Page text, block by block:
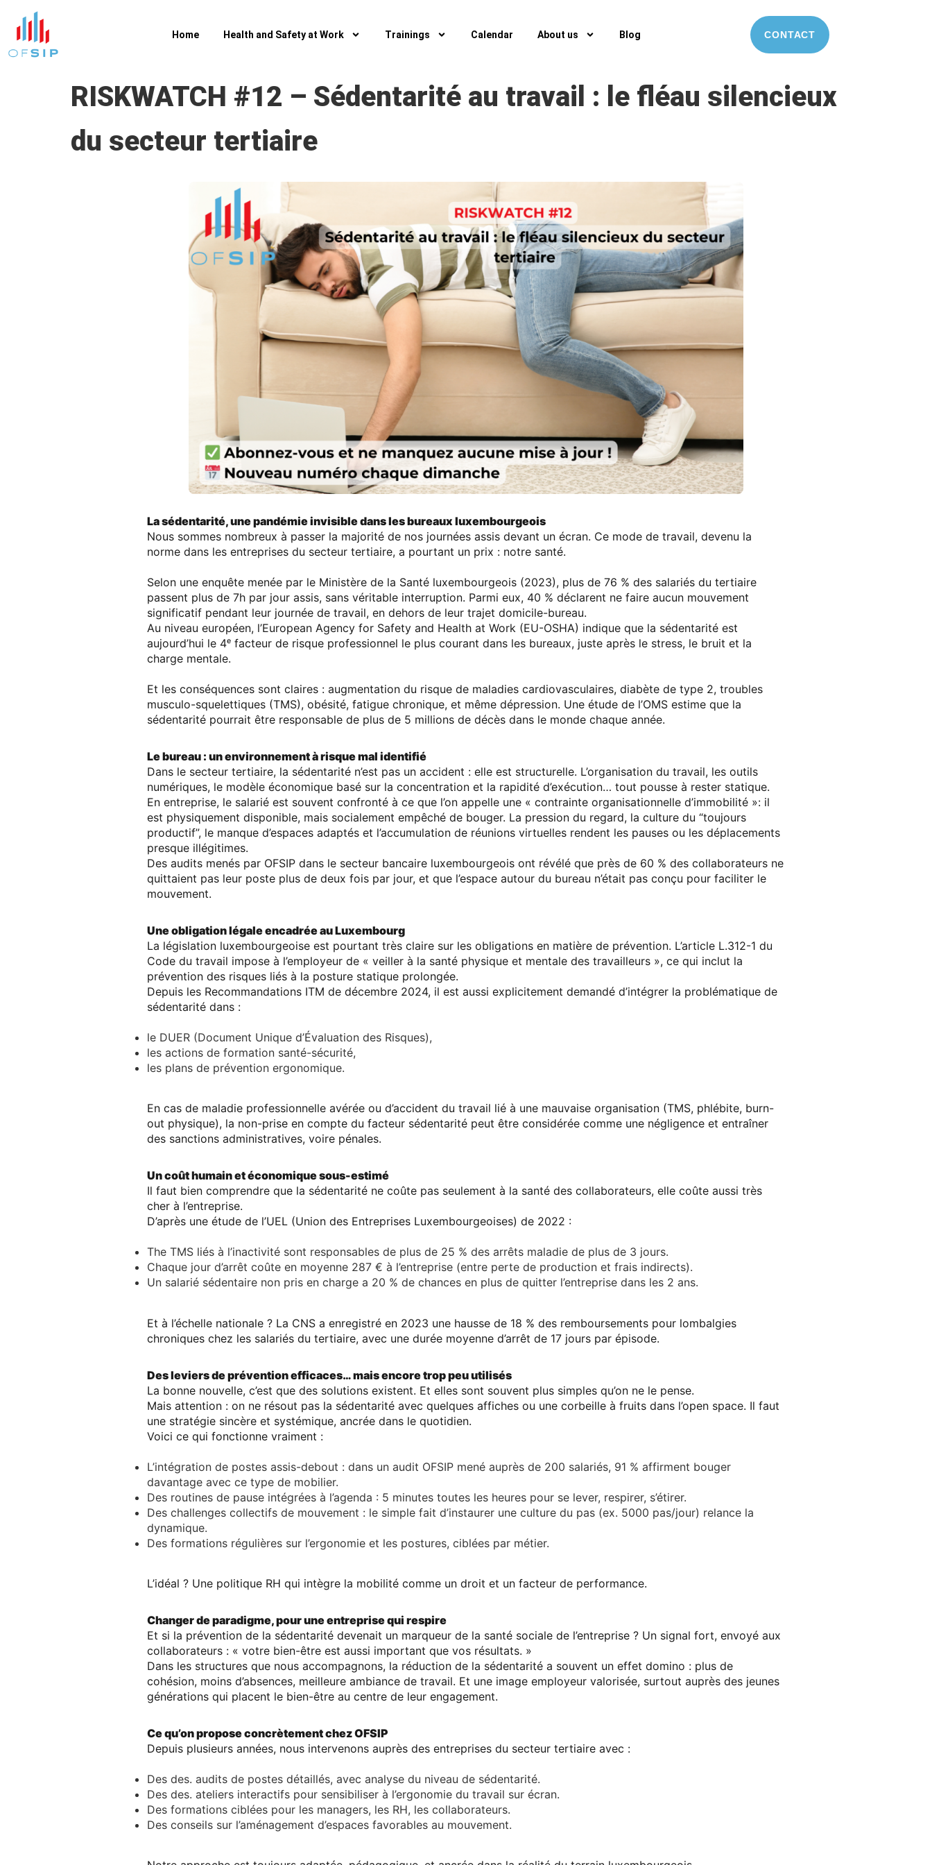
Home Health and Safety at Work Trainings Calendar About us Blog CONTACT
RISKWATCH #12 – Sédentarité au travail : le fléau silencieux
du secteur tertiaire
La sédentarité, une pandémie invisible dans les bureaux luxembourgeois
Nous sommes nombreux à passer la majorité de nos journées assis devant un écran. Ce mode de travail, devenu la
norme dans les entreprises du secteur tertiaire, a pourtant un prix : notre santé.
Selon une enquête menée par le Ministère de la Santé luxembourgeois (2023), plus de 76 % des salariés du tertiaire
passent plus de 7h par jour assis, sans véritable interruption. Parmi eux, 40 % déclarent ne faire aucun mouvement
significatif pendant leur journée de travail, en dehors de leur trajet domicile-bureau.
Au niveau européen, l’European Agency for Safety and Health at Work (EU-OSHA) indique que la sédentarité est
aujourd’hui le 4ᵉ facteur de risque professionnel le plus courant dans les bureaux, juste après le stress, le bruit et la
charge mentale.
Et les conséquences sont claires : augmentation du risque de maladies cardiovasculaires, diabète de type 2, troubles
musculo-squelettiques (TMS), obésité, fatigue chronique, et même dépression. Une étude de l’OMS estime que la
sédentarité pourrait être responsable de plus de 5 millions de décès dans le monde chaque année.
Le bureau : un environnement à risque mal identifié
Dans le secteur tertiaire, la sédentarité n’est pas un accident : elle est structurelle. L’organisation du travail, les outils
numériques, le modèle économique basé sur la concentration et la rapidité d’exécution… tout pousse à rester statique.
En entreprise, le salarié est souvent confronté à ce que l’on appelle une « contrainte organisationnelle d’immobilité »: il
est physiquement disponible, mais socialement empêché de bouger. La pression du regard, la culture du “toujours
productif”, le manque d’espaces adaptés et l’accumulation de réunions virtuelles rendent les pauses ou les déplacements
presque illégitimes.
Des audits menés par OFSIP dans le secteur bancaire luxembourgeois ont révélé que près de 60 % des collaborateurs ne
quittaient pas leur poste plus de deux fois par jour, et que l’espace autour du bureau n’était pas conçu pour faciliter le
mouvement.
Une obligation légale encadrée au Luxembourg
La législation luxembourgeoise est pourtant très claire sur les obligations en matière de prévention. L’article L.312-1 du
Code du travail impose à l’employeur de « veiller à la santé physique et mentale des travailleurs », ce qui inclut la
prévention des risques liés à la posture statique prolongée.
Depuis les Recommandations ITM de décembre 2024, il est aussi explicitement demandé d’intégrer la problématique de
sédentarité dans :
le DUER (Document Unique d’Évaluation des Risques),
les actions de formation santé-sécurité,
les plans de prévention ergonomique.
En cas de maladie professionnelle avérée ou d’accident du travail lié à une mauvaise organisation (TMS, phlébite, burn-
out physique), la non-prise en compte du facteur sédentarité peut être considérée comme une négligence et entraîner
des sanctions administratives, voire pénales.
Un coût humain et économique sous-estimé
Il faut bien comprendre que la sédentarité ne coûte pas seulement à la santé des collaborateurs, elle coûte aussi très
cher à l’entreprise.
D’après une étude de l’UEL (Union des Entreprises Luxembourgeoises) de 2022 :
The TMS liés à l’inactivité sont responsables de plus de 25 % des arrêts maladie de plus de 3 jours.
Chaque jour d’arrêt coûte en moyenne 287 € à l’entreprise (entre perte de production et frais indirects).
Un salarié sédentaire non pris en charge a 20 % de chances en plus de quitter l’entreprise dans les 2 ans.
Et à l’échelle nationale ? La CNS a enregistré en 2023 une hausse de 18 % des remboursements pour lombalgies
chroniques chez les salariés du tertiaire, avec une durée moyenne d’arrêt de 17 jours par épisode.
Des leviers de prévention efficaces… mais encore trop peu utilisés
La bonne nouvelle, c’est que des solutions existent. Et elles sont souvent plus simples qu’on ne le pense.
Mais attention : on ne résout pas la sédentarité avec quelques affiches ou une corbeille à fruits dans l’open space. Il faut
une stratégie sincère et systémique, ancrée dans le quotidien.
Voici ce qui fonctionne vraiment :
L’intégration de postes assis-debout : dans un audit OFSIP mené auprès de 200 salariés, 91 % affirment bouger
davantage avec ce type de mobilier.
Des routines de pause intégrées à l’agenda : 5 minutes toutes les heures pour se lever, respirer, s’étirer.
Des challenges collectifs de mouvement : le simple fait d’instaurer une culture du pas (ex. 5000 pas/jour) relance la
dynamique.
Des formations régulières sur l’ergonomie et les postures, ciblées par métier.
L’idéal ? Une politique RH qui intègre la mobilité comme un droit et un facteur de performance.
Changer de paradigme, pour une entreprise qui respire
Et si la prévention de la sédentarité devenait un marqueur de la santé sociale de l’entreprise ? Un signal fort, envoyé aux
collaborateurs : « votre bien-être est aussi important que vos résultats. »
Dans les structures que nous accompagnons, la réduction de la sédentarité a souvent un effet domino : plus de
cohésion, moins d’absences, meilleure ambiance de travail. Et une image employeur valorisée, surtout auprès des jeunes
générations qui placent le bien-être au centre de leur engagement.
Ce qu’on propose concrètement chez OFSIP
Depuis plusieurs années, nous intervenons auprès des entreprises du secteur tertiaire avec :
Des des. audits de postes détaillés, avec analyse du niveau de sédentarité.
Des des. ateliers interactifs pour sensibiliser à l’ergonomie du travail sur écran.
Des formations ciblées pour les managers, les RH, les collaborateurs.
Des conseils sur l’aménagement d’espaces favorables au mouvement.